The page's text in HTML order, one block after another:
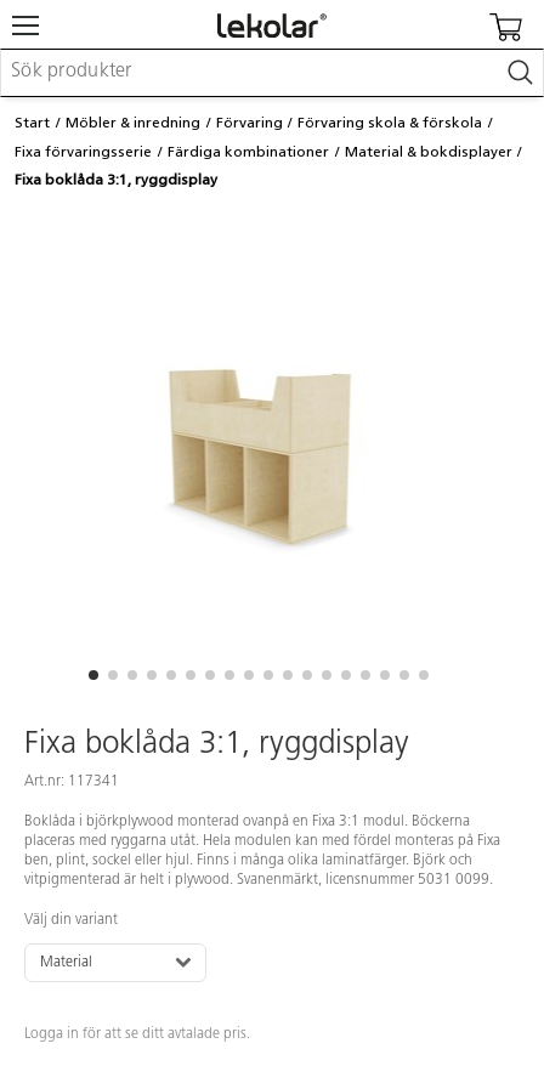
Möbler & inredning
Lekplatsutrustning & utemiljö
Skapa
Leka
Start Möbler & inredning Förvaring
Förvaring skola & förskola
Fixa förvaringsserie
Färdiga kombinationer
Material & bokdisplayer
Fixa boklåda 3:1, ryggdisplay
Fixa boklåda 3:1, ryggdisplay
Art.nr: 117341
Boklåda i björkplywood monterad ovanpå en Fixa 3:1 modul. Böckerna
placeras med ryggarna utåt. Hela modulen kan med fördel monteras på Fixa
ben, plint, sockel eller hjul. Finns i många olika laminatfärger. Björk och
vitpigmenterad är helt i plywood. Svanenmärkt, licensnummer 5031 0099.
Välj din variant
Material
Logga in för att se ditt avtalade pris.